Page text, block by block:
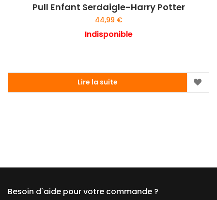
Pull Enfant Serdaigle-Harry Potter
44,99 €
Indisponible
Lire la suite
Besoin d`aide pour votre commande ?